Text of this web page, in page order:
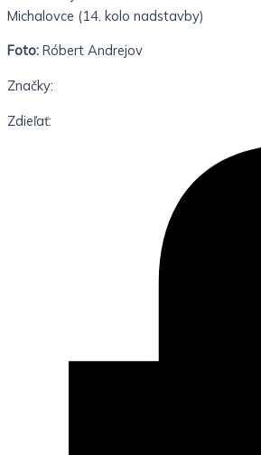
Michalovce (14. kolo nadstavby)
Foto: Róbert Andrejov
Značky:
Zdieľať: